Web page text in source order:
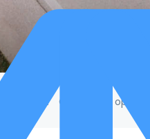
4,9/5! Gebaseerd op